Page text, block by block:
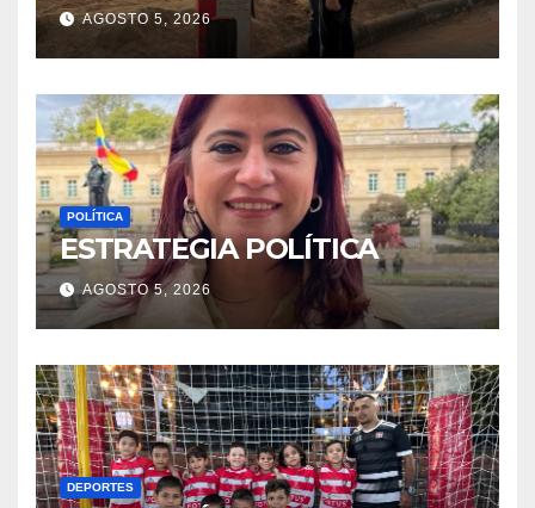
AGOSTO 5, 2026
POLÍTICA
ESTRATEGIA POLÍTICA
AGOSTO 5, 2026
DEPORTES